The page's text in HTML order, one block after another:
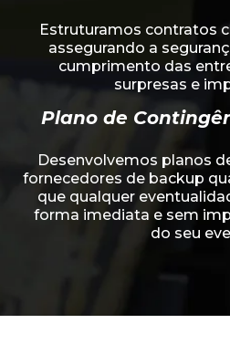
Estruturamos contratos
assegurando a
cumprimento das
surpresas e
Plano de
Desenvolvemos planos
fornecedores de backup
que qualquer
forma imediata e sem
do seu